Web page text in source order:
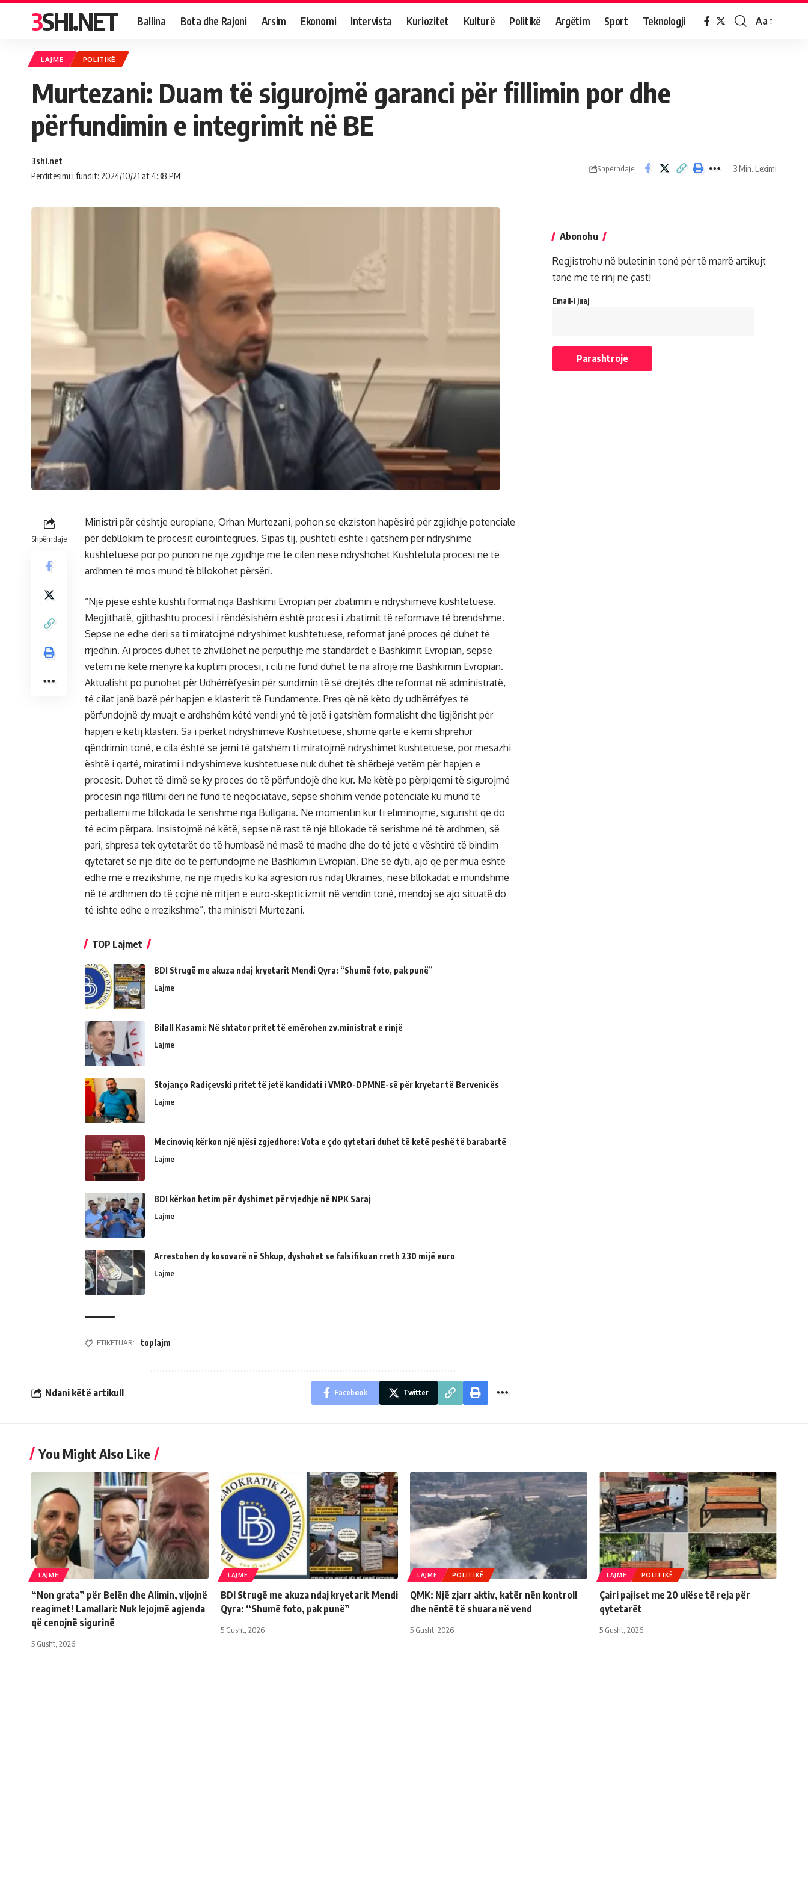
3SHI.NET Ballina Bota dhe Rajoni Arsim Ekonomi Intervista Kuriozitet Kulturë Politikë Argëtim Sport Teknologji Aa
LAJME POLITIKË
Murtezani: Duam të sigurojmë garanci për fillimin por dhe
përfundimin e integrimit në BE
Përditësimi i fundit: 2024/10/21 at 4:38 PM
3shi.net
Shpërndaje 3 Min. Leximi
Shpërndaje
Ministri për çështje europiane, Orhan Murtezani, pohon se ekziston hapësirë për zgjidhje potenciale
për debllokim të procesit eurointegrues. Sipas tij, pushteti është i gatshëm për ndryshime
kushtetuese por po punon në një zgjidhje me të cilën nëse ndryshohet Kushtetuta procesi në të
ardhmen të mos mund të bllokohet përsëri.
“Një pjesë është kushti formal nga Bashkimi Evropian për zbatimin e ndryshimeve kushtetuese.
Megjithatë, gjithashtu procesi i rëndësishëm është procesi i zbatimit të reformave të brendshme.
Sepse ne edhe deri sa ti miratojmë ndryshimet kushtetuese, reformat janë proces që duhet të
rrjedhin. Ai proces duhet të zhvillohet në përputhje me standardet e Bashkimit Evropian, sepse
vetëm në këtë mënyrë ka kuptim procesi, i cili në fund duhet të na afrojë me Bashkimin Evropian.
Aktualisht po punohet për Udhërrëfyesin për sundimin të së drejtës dhe reformat në administratë,
të cilat janë bazë për hapjen e klasterit të Fundamente. Pres që në këto dy udhërrëfyes të
përfundojnë dy muajt e ardhshëm këtë vendi ynë të jetë i gatshëm formalisht dhe ligjërisht për
hapjen e këtij klasteri. Sa i përket ndryshimeve Kushtetuese, shumë qartë e kemi shprehur
qëndrimin tonë, e cila është se jemi të gatshëm ti miratojmë ndryshimet kushtetuese, por mesazhi
është i qartë, miratimi i ndryshimeve kushtetuese nuk duhet të shërbejë vetëm për hapjen e
procesit. Duhet të dimë se ky proces do të përfundojë dhe kur. Me këtë po përpiqemi të sigurojmë
procesin nga fillimi deri në fund të negociatave, sepse shohim vende potenciale ku mund të
përballemi me bllokada të serishme nga Bullgaria. Në momentin kur ti eliminojmë, sigurisht që do
të ecim përpara. Insistojmë në këtë, sepse në rast të një bllokade të serishme në të ardhmen, së
pari, shpresa tek qytetarët do të humbasë në masë të madhe dhe do të jetë e vështirë të bindim
qytetarët se një ditë do të përfundojmë në Bashkimin Evropian. Dhe së dyti, ajo që për mua është
edhe më e rrezikshme, në një mjedis ku ka agresion rus ndaj Ukrainës, nëse bllokadat e mundshme
në të ardhmen do të çojnë në rritjen e euro-skepticizmit në vendin tonë, mendoj se ajo situatë do
të ishte edhe e rrezikshme”, tha ministri Murtezani.
TOP Lajmet
BDI Strugë me akuza ndaj kryetarit Mendi Qyra: “Shumë foto, pak punë”
Lajme
Bilall Kasami: Në shtator pritet të emërohen zv.ministrat e rinjë
Lajme
Stojanço Radiçevski pritet të jetë kandidati i VMRO-DPMNE-së për kryetar të Bervenicës
Lajme
Mecinoviq kërkon një njësi zgjedhore: Vota e çdo qytetari duhet të ketë peshë të barabartë
Lajme
BDI kërkon hetim për dyshimet për vjedhje në NPK Saraj
Lajme
Arrestohen dy kosovarë në Shkup, dyshohet se falsifikuan rreth 230 mijë euro
Lajme
ETIKETUAR: toplajm
Ndani këtë artikull Facebook Twitter
Abonohu
Regjistrohu në buletinin tonë për të marrë artikujt
tanë më të rinj në çast!
Email-i juaj
You Might Also Like
LAJME
“Non grata” për Belën dhe Alimin, vijojnë
reagimet! Lamallari: Nuk lejojmë agjenda
që cenojnë sigurinë
5 Gusht, 2026
LAJME
BDI Strugë me akuza ndaj kryetarit Mendi
Qyra: “Shumë foto, pak punë”
5 Gusht, 2026
LAJME POLITIKË
QMK: Një zjarr aktiv, katër nën kontroll
dhe nëntë të shuara në vend
5 Gusht, 2026
LAJME POLITIKË
Çairi pajiset me 20 ulëse të reja për
qytetarët
5 Gusht, 2026